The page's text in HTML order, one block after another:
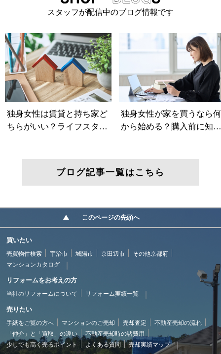
スタッフが配信中のブログ情報です
ブログ記事一覧はこちら
このページの先頭へ
買いたい
売買物件検索 宇治市 城陽市 京田辺市
その他京都府
マンションカタログ
リフォームをお考えの方
当社のリフォームについて リフォーム実績一覧
売りたい
手紙をご覧の方へ マンションのご売却 売却査定
不動産売却の流れ
「仲介」と「買取」の違い
不動産売却時の諸費用
少しでも高く売るポイント
よくある質問 売却実績マップ